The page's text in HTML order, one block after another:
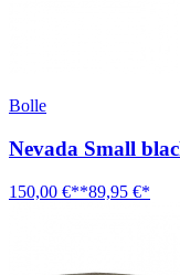
Bolle
Nevada Small
150,00 €**89,95 €*